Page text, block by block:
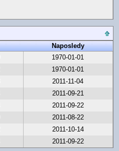
Naposledy
1970-01-01
1970-01-01
2011-11-04
2011-09-21
2011-09-22
2011-08-22
2011-10-14
2011-09-22